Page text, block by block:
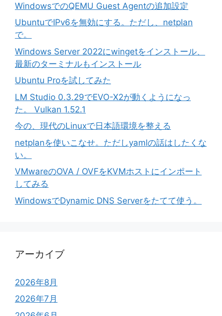
WindowsでのQEMU Guest Agentの追加設定
UbuntuでIPv6を無効にする。ただし、netplan
で。
Windows Server 2022にwingetをインストール、
最新のターミナルもインストール
Ubuntu Proを試してみた
LM Studio 0.3.29でEVO-X2が動くようになっ
た。 Vulkan 1.52.1
今の、現代のLinuxで日本語環境を整える
netplanを使いこなせ。ただしyamlの話はしたくな
い。
VMwareのOVA / OVFをKVMホストにインポート
してみる
WindowsでDynamic DNS Serverをたてて使う。
アーカイブ
2026年8月
2026年7月